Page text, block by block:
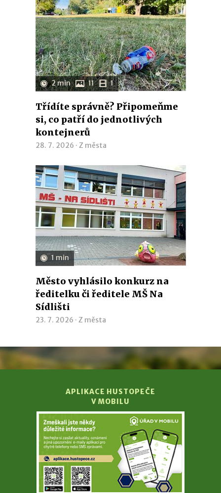
2 min 11 1
Třídíte správně? Připomeňme
si, co patří do jednotlivých
kontejnerů
28. 7. 2026 · Z města
1 min
Město vyhlásilo konkurz na
ředitelku či ředitele MŠ Na
Sídlišti
23. 7. 2026 · Z města
APLIKACE HUSTOPEČE
V MOBILU